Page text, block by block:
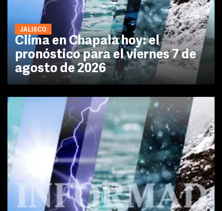
JALISCO
Clima en Chapala hoy: el
pronóstico para el viernes 7 de
agosto de 2026